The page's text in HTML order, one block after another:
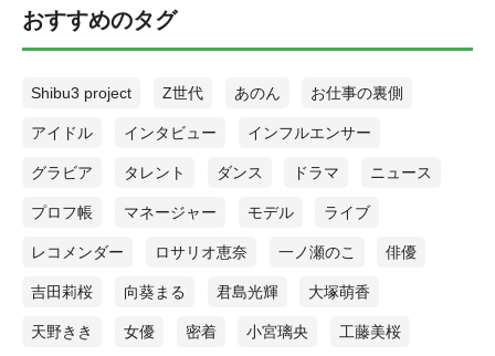
ドラマの現場で長丁場の撮影となると、なかなか愛犬のペロちゃんに
会えない時期も続いたのではないでしょうか？ そうなんです！だか
ら、お母さんに毎日写真とか動画を送ってもらっていました。あと、
した（笑）。途中でペロに会いたくて帰りたくはなっちゃったんです
ラマの見どころを教えてください。 『JKからやり直すシルバープラ
幅広く楽しめる作品だと思います！ 今、大変なご時世だからこそ、
ただきたいです。 鈴木 ゆうか（すずき ゆうか） 1996年10月1日生ま
れ、東京都出身ファッション誌『non-no』専属モデル。ABEMA『オオ
カミちゃんには騙されない』では、恋をしているフリをしているとい
うオオカミを演じ、一躍ティーンの話題の中心となった。また最近で
は1st写真集『ゆうペース』(玄光社)を発売するなど、女優・モデルとし
て多方面で活躍している。 《撮影現場 オフショットギャラリー》 連日
の撮影でも笑顔を絶やさなかった石川翔鈴メイクの仕上げも入念に行
おすすめのタグ
Shibu3 project Z世代 あのん お仕事の裏側
アイドル インタビュー インフルエンサー
グラビア タレント ダンス ドラマ ニュース
プロフ帳 マネージャー モデル ライブ
レコメンダー ロサリオ恵奈 一ノ瀬のこ 俳優
吉田莉桜 向葵まる 君島光輝 大塚萌香
天野きき 女優 密着 小宮璃央 工藤美桜